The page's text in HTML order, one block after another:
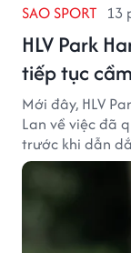
SAO SPORT 13
HLV Park
tiếp tục
Mới đây, HLV
Lan về việc đã
trước khi dẫn